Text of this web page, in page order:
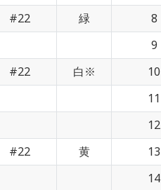
#22 緑 8
9
#22 白※ 10
11
12
#22 黄 13
14